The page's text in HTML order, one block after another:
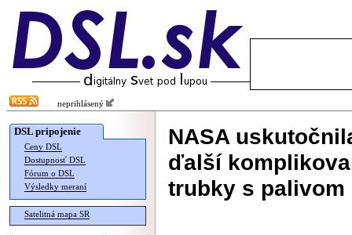
neprihlásený
DSL pripojenie
Ceny DSL
Dostupnosť DSL
Fórum o DSL
Výsledky meraní
Satelitná mapa SR
NASA
ďalší
trubky s palivom